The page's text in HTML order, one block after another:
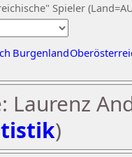
Spieler
Burgenland
Laurenz
)